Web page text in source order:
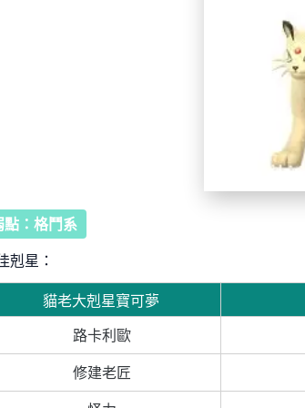
點：格鬥系
剋星：
貓老大剋星寶可夢
路卡利歐
修建老匠